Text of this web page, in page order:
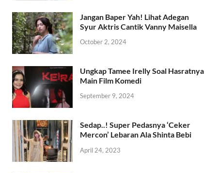
Jangan Baper Yah! Lihat Adegan
Syur Aktris Cantik Vanny Maisella
October 2, 2024
Ungkap Tamee Irelly Soal Hasratnya
Main Film Komedi
September 9, 2024
Sedap..! Super Pedasnya ‘Ceker
Mercon’ Lebaran Ala Shinta Bebi
April 24, 2023